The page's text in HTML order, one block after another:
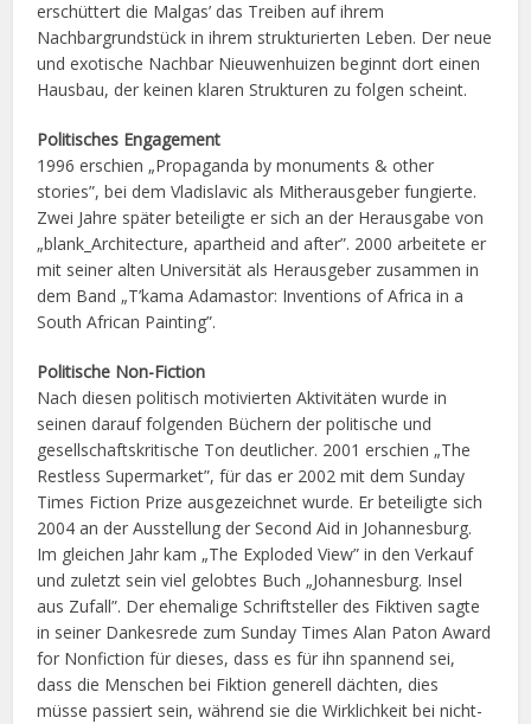
erschüttert die Malgas’ das Treiben auf ihrem
Nachbargrundstück in ihrem strukturierten Leben. Der neue
und exotische Nachbar Nieuwenhuizen beginnt dort einen
Hausbau, der keinen klaren Strukturen zu folgen scheint.
Politisches Engagement
1996 erschien „Propaganda by monuments & other
stories”, bei dem Vladislavic als Mitherausgeber fungierte.
Zwei Jahre später beteiligte er sich an der Herausgabe von
„blank_Architecture, apartheid and after”. 2000 arbeitete er
mit seiner alten Universität als Herausgeber zusammen in
dem Band „T’kama Adamastor: Inventions of Africa in a
South African Painting”.
Politische Non-Fiction
Nach diesen politisch motivierten Aktivitäten wurde in
seinen darauf folgenden Büchern der politische und
gesellschaftskritische Ton deutlicher. 2001 erschien „The
Restless Supermarket”, für das er 2002 mit dem Sunday
Times Fiction Prize ausgezeichnet wurde. Er beteiligte sich
2004 an der Ausstellung der Second Aid in Johannesburg.
Im gleichen Jahr kam „The Exploded View” in den Verkauf
und zuletzt sein viel gelobtes Buch „Johannesburg. Insel
aus Zufall”. Der ehemalige Schriftsteller des Fiktiven sagte
in seiner Dankesrede zum Sunday Times Alan Paton Award
for Nonfiction für dieses, dass es für ihn spannend sei,
dass die Menschen bei Fiktion generell dächten, dies
müsse passiert sein, während sie die Wirklichkeit bei nicht-